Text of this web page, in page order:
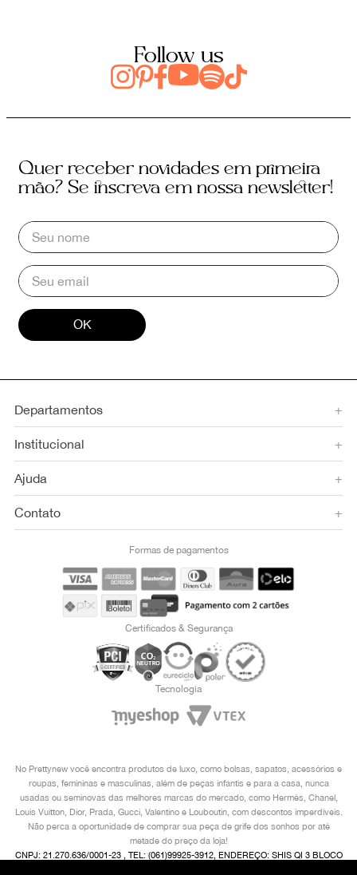
Follow us
Quer receber novidades em primeira
mão? Se inscreva em nossa newsletter!
OK
Departamentos +
Institucional +
Ajuda +
Contato +
Formas de pagamentos
Certificados & Segurança
Tecnologia
No Prettynew você encontra produtos de luxo, como bolsas, sapatos, acessórios e
roupas, femininas e masculinas, além de peças infantis e para a casa, nunca
usadas ou seminovas das melhores marcas do mercado, como Hermès, Chanel,
Louis Vuitton, Dior, Prada, Gucci, Valentino e Louboutin, com descontos imperdíveis.
Não perca a oportunidade de comprar sua peça de grife dos sonhos por até
metade do preço da loja!
CNPJ: 21.270.636/0001-23 , TEL: (061)99925-3912, ENDEREÇO: SHIS QI 3 BLOCO